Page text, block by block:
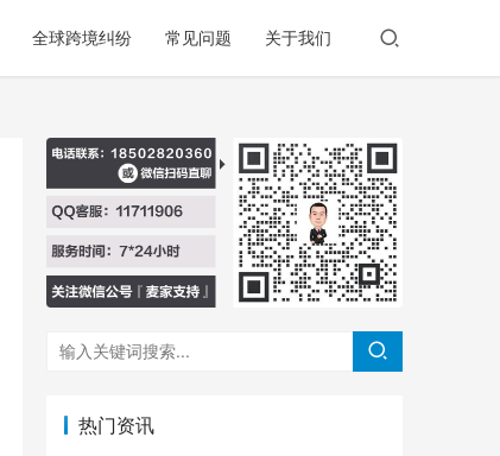
全球跨境纠纷 常见问题 关于我们
热门资讯